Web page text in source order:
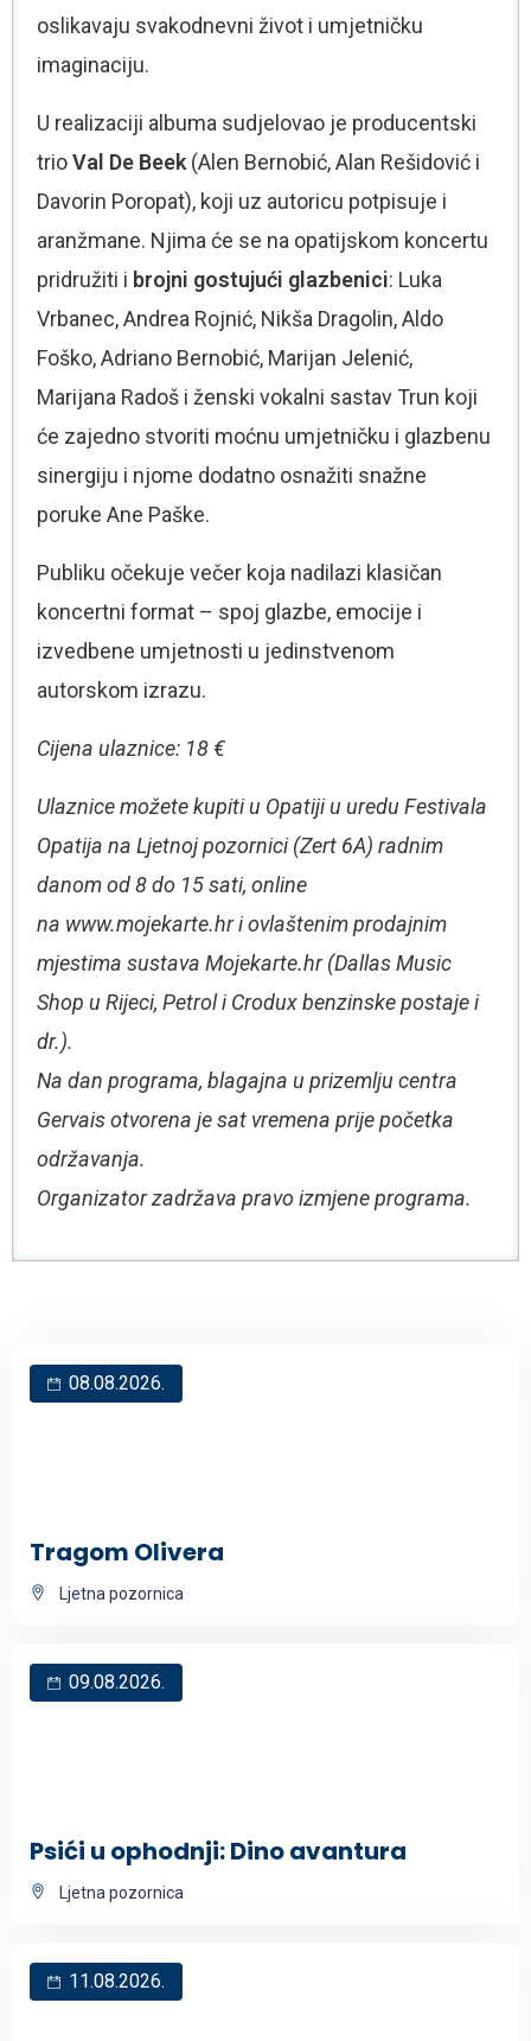
oslikavaju svakodnevni život i umjetničku
imaginaciju.
U realizaciji albuma sudjelovao je producentski
trioVal De Beek (Alen Bernobić, Alan Rešidović i
Davorin Poropat), koji uz autoricu potpisuje i
aranžmane. Njima će se na opatijskom koncertu
pridružiti i brojni gostujući glazbenici: Luka
Vrbanec, Andrea Rojnić, Nikša Dragolin, Aldo
Foško, Adriano Bernobić, Marijan Jelenić,
Marijana Radoš i ženski vokalni sastav Trun koji
će zajedno stvoriti moćnu umjetničku i glazbenu
sinergiju i njome dodatno osnažiti snažne
poruke Ane Paške.
Publiku očekuje večer koja nadilazi klasičan
koncertni format – spoj glazbe, emocije i
izvedbene umjetnosti u jedinstvenom
autorskom izrazu.
Cijena ulaznice: 18 €
Ulaznice možete kupiti u Opatiji u uredu Festivala
Opatija na Ljetnoj pozornici (Zert 6A) radnim
danom od 8 do 15 sati, online
na www.mojekarte.hr i ovlaštenim prodajnim
mjestima sustava Mojekarte.hr (Dallas Music
Shop u Rijeci, Petrol i Crodux benzinske postaje i
dr.).
Na dan programa, blagajna u prizemlju centra
Gervais otvorena je sat vremena prije početka
održavanja.
Organizator zadržava pravo izmjene programa.
08.08.2026.
Tragom Olivera
Ljetna pozornica
09.08.2026.
Psići u ophodnji: Dino avantura
Ljetna pozornica
11.08.2026.